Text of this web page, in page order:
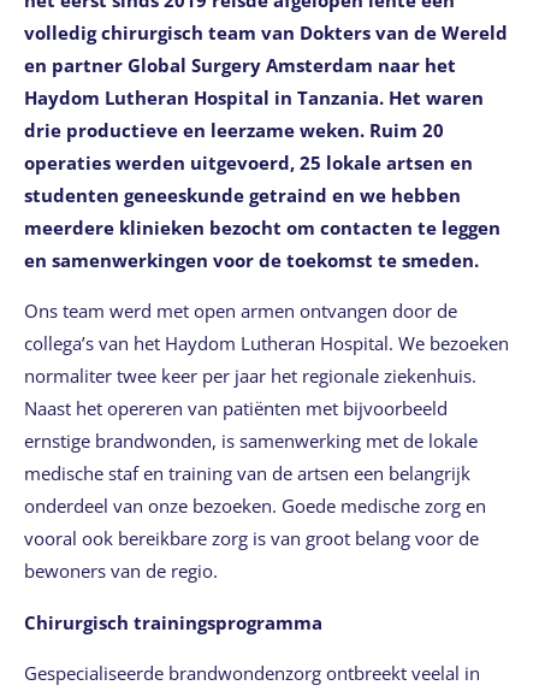
volledig chirurgisch team van Dokters van de Wereld
en partner Global Surgery Amsterdam naar het
Haydom Lutheran Hospital in Tanzania. Het waren
drie productieve en leerzame weken. Ruim 20
operaties werden uitgevoerd, 25 lokale artsen en
studenten geneeskunde getraind en we hebben
meerdere klinieken bezocht om contacten te leggen
en samenwerkingen voor de toekomst te smeden.
Ons team werd met open armen ontvangen door de
collega’s van het Haydom Lutheran Hospital. We bezoeken
normaliter twee keer per jaar het regionale ziekenhuis.
Naast het opereren van patiënten met bijvoorbeeld
ernstige brandwonden, is samenwerking met de lokale
medische staf en training van de artsen een belangrijk
onderdeel van onze bezoeken. Goede medische zorg en
vooral ook bereikbare zorg is van groot belang voor de
bewoners van de regio.
Chirurgisch trainingsprogramma
Gespecialiseerde brandwondenzorg ontbreekt veelal in